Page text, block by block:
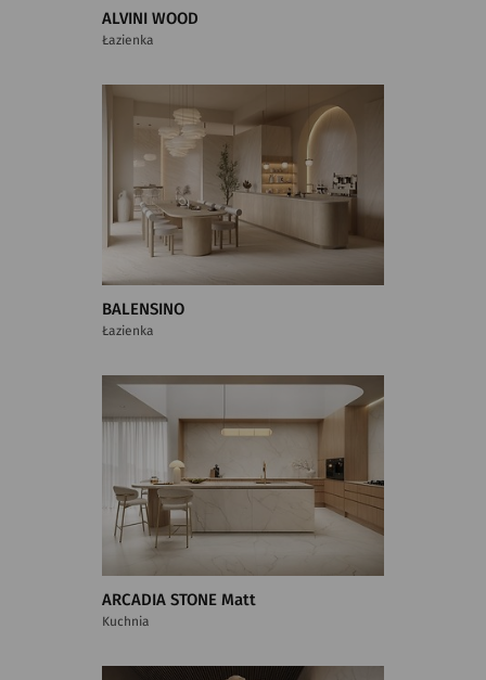
ALVINI WOOD
Łazienka
BALENSINO
Łazienka
ARCADIA STONE Matt
Kuchnia